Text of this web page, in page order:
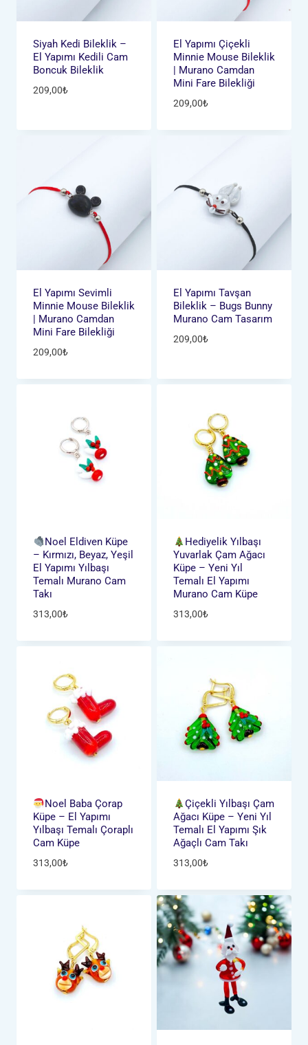
Siyah Kedi Bileklik –
El Yapımı Kedili Cam
Boncuk Bileklik
209,00₺
El Yapımı Çiçekli
Minnie Mouse Bileklik
| Murano Camdan
Mini Fare Bilekliği
209,00₺
El Yapımı Sevimli
Minnie Mouse Bileklik
| Murano Camdan
Mini Fare Bilekliği
209,00₺
El Yapımı Tavşan
Bileklik – Bugs Bunny
Murano Cam Tasarım
209,00₺
Noel Eldiven Küpe
– Kırmızı, Beyaz, Yeşil
El Yapımı Yılbaşı
Temalı Murano Cam
Takı
313,00₺
Hediyelik Yılbaşı
Yuvarlak Çam Ağacı
Küpe – Yeni Yıl
Temalı El Yapımı
Murano Cam Küpe
313,00₺
Noel Baba Çorap
Küpe – El Yapımı
Yılbaşı Temalı Çoraplı
Cam Küpe
313,00₺
Çiçekli Yılbaşı Çam
Ağacı Küpe – Yeni Yıl
Temalı El Yapımı Şık
Ağaçlı Cam Takı
313,00₺